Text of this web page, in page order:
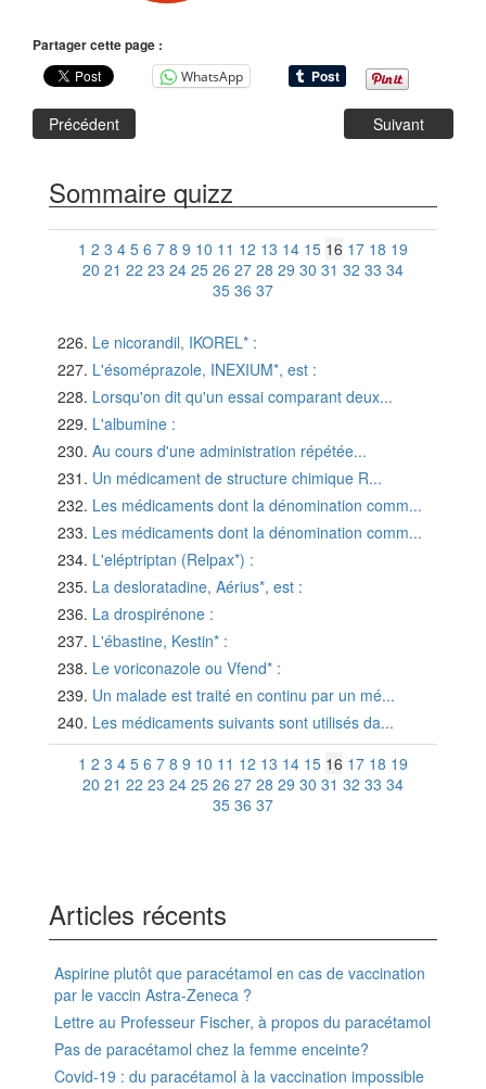
Partager cette page :
WhatsApp
Précédent Suivant
Sommaire quizz
1 2 3 4 5 6 7 8 9 10 11 12 13 14 15 16 17 18 19
20 21 22 23 24 25 26 27 28 29 30 31 32 33 34
35 36 37
Le nicorandil, IKOREL* :
L'ésoméprazole, INEXIUM*, est :
Lorsqu'on dit qu'un essai comparant deux...
L'albumine :
Au cours d'une administration répétée...
Un médicament de structure chimique R...
Les médicaments dont la dénomination comm...
Les médicaments dont la dénomination comm...
L'eléptriptan (Relpax*) :
La desloratadine, Aérius*, est :
La drospirénone :
L'ébastine, Kestin* :
Le voriconazole ou Vfend* :
Un malade est traité en continu par un mé...
Les médicaments suivants sont utilisés da...
1 2 3 4 5 6 7 8 9 10 11 12 13 14 15 16 17 18 19
20 21 22 23 24 25 26 27 28 29 30 31 32 33 34
35 36 37
Articles récents
Aspirine plutôt que paracétamol en cas de vaccination
par le vaccin Astra-Zeneca ?
Lettre au Professeur Fischer, à propos du paracétamol
Pas de paracétamol chez la femme enceinte?
Covid-19 : du paracétamol à la vaccination impossible